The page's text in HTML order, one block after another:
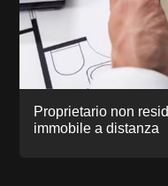
Proprietario non
immobile a distanza